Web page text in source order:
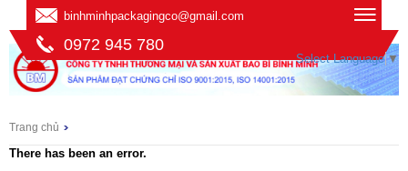
binhminhpackagingco@gmail.com
0972 945 780
Select Language ▼
Trang chủ
There has been an error.